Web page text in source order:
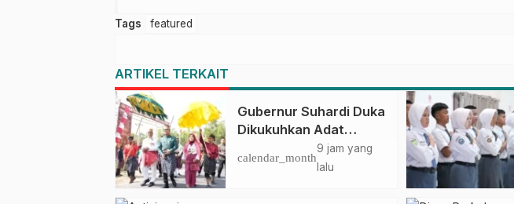
Tags featured
ARTIKEL TERKAIT
Gubernur Suhardi Duka
Dikukuhkan Adat
Balanipa, Raih Gelar
Sulo Tappidena
calendar_month
9 jam yang
lalu